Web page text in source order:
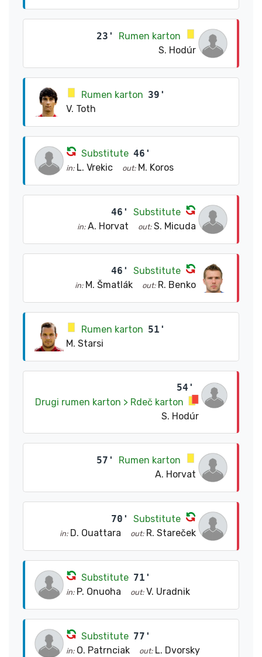
23'
Rumen karton
S. Hodúr
Rumen karton 39'
V. Toth
Substitute 46'
in: L. Vrekic out: M. Koros
46' Substitute
in: A. Horvat out: S. Micuda
46' Substitute
in: M. Šmatlák out: R. Benko
Rumen karton 51'
M. Starsi
54'
Drugi rumen karton > Rdeč karton
S. Hodúr
57'
Rumen karton
A. Horvat
70' Substitute
in: D. Ouattara out: R. Stareček
Substitute 71'
in: P. Onuoha out: V. Uradnik
Substitute 77'
in: O. Patrnciak out: L. Dvorsky